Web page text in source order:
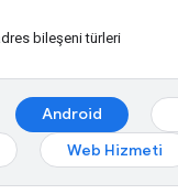
bileşeni türleri
Android
Web Hizmeti